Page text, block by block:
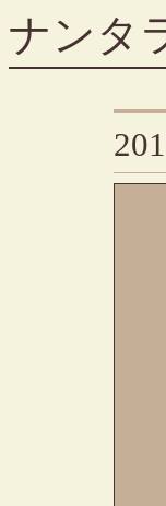
ナンタ